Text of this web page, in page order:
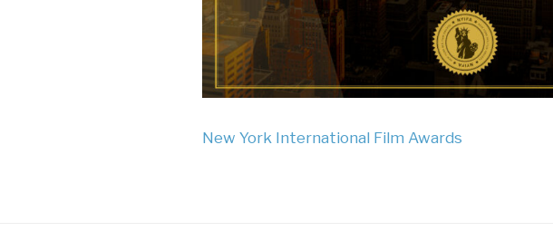
New York International Film Awards